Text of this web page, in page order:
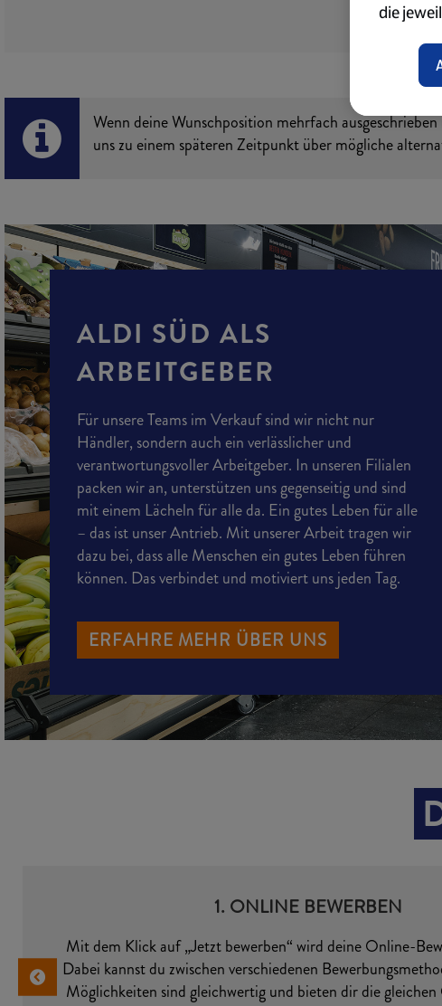
Wenn deine Wunschposition mehrfach
uns zu einem späteren Zeitpunkt über mögliche
ALDI SÜD ALS
ARBEITGEBER
Für unsere Teams im Verkauf sind wir nicht nur
Händler, sondern auch ein verlässlicher und
verantwortungsvoller Arbeitgeber. In unseren Filialen
packen wir an, unterstützen uns gegenseitig und sind
mit einem Lächeln für alle da. Ein gutes Leben für alle
– das ist unser Antrieb. Mit unserer Arbeit tragen wir
dazu bei, dass alle Menschen ein gutes Leben führen
können. Das verbindet und motiviert uns jeden Tag.
ERFAHRE MEHR ÜBER UNS
1. ONLINE BEWERBEN
Mit dem Klick auf „Jetzt bewerben“ wird deine Online-
Dabei kannst du zwischen verschiedenen
Möglichkeiten sind gleichwertig und bieten dir die
die